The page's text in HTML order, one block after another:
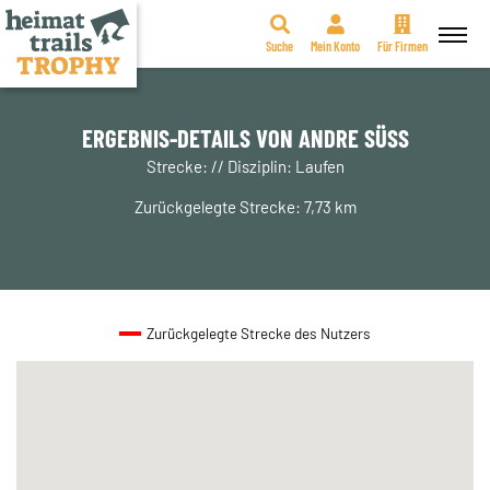
Zum
Suche Mein Konto Für Firmen
ERGEBNIS-DETAILS VON ANDRE SÜSS
Strecke: // Disziplin: Laufen
Zurückgelegte Strecke: 7,73 km
Zurückgelegte Strecke des Nutzers